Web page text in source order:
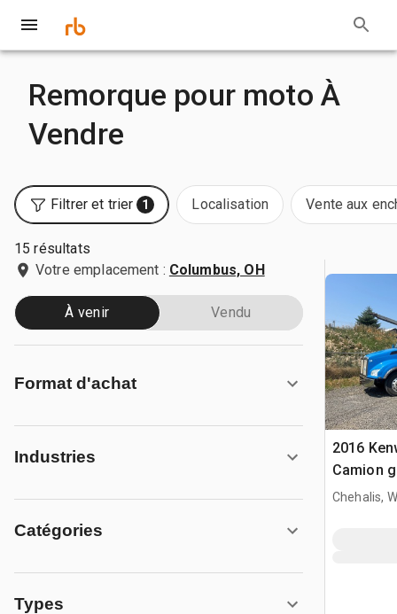
Remorque pour moto À
Vendre
Filtrer et trier 1 Localisation Vente aux
15 résultats
Votre emplacement : Columbus, OH
À venir Vendu
Format d'achat
Industries
Catégories
Types
2016
Camion
Chehalis,